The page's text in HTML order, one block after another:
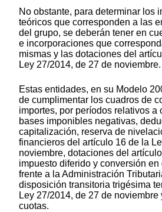
No obstante, para determinar los
teóricos que corresponden a las
del grupo, se deberán tener en
e incorporaciones que
mismas y las dotaciones del
Ley 27/2014, de 27 de noviembre.
Estas entidades, en su Modelo
de cumplimentar los cuadros de
importes, por períodos relativos a
bases imponibles negativas,
capitalización, reserva de
financieros del artículo 16 de la
noviembre, dotaciones del
impuesto diferido y conversión
frente a la Administración
disposición transitoria trigésima
Ley 27/2014, de 27 de
cuotas.